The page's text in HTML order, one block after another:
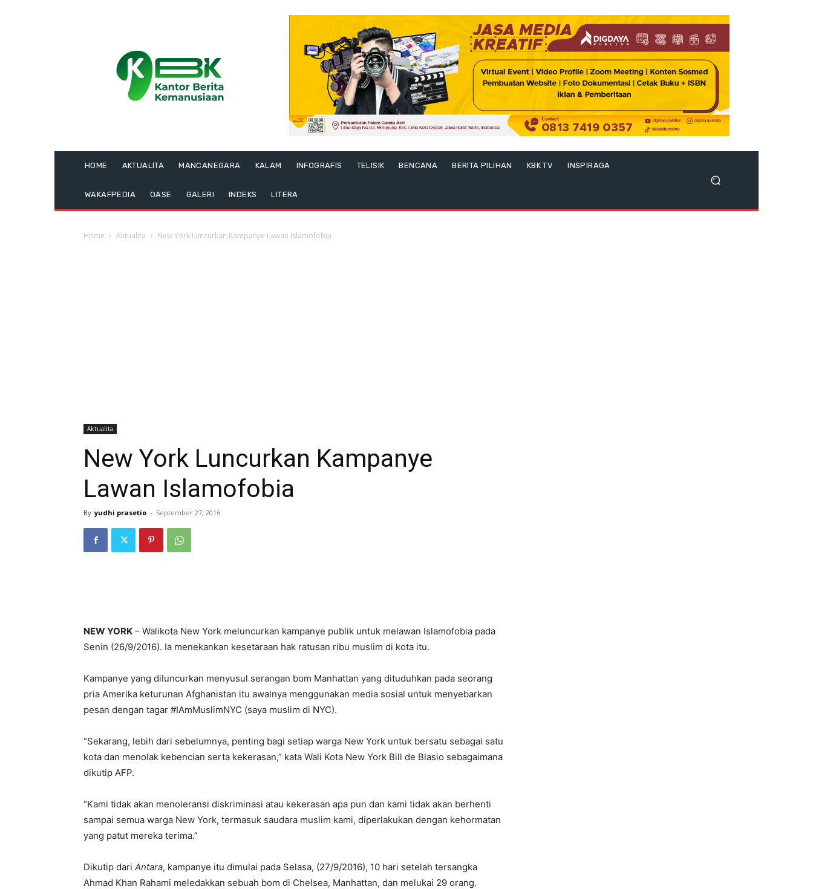
HOME AKTUALITA MANCANEGARA KALAM INFOGRAFIS TELISIK BENCANA BERITA PILIHAN KBK TV INSPIRAGA
WAKAFPEDIA OASE GALERI INDEKS LITERA
Home Aktualita New York Luncurkan Kampanye Lawan Islamofobia
Aktualita
New York Luncurkan Kampanye
Lawan Islamofobia
By yudhi prasetio - September 27, 2016
NEW YORK – Walikota New York meluncurkan kampanye publik untuk melawan Islamofobia pada
Senin (26/9/2016). Ia menekankan kesetaraan hak ratusan ribu muslim di kota itu.
Kampanye yang diluncurkan menyusul serangan bom Manhattan yang dituduhkan pada seorang
pria Amerika keturunan Afghanistan itu awalnya menggunakan media sosial untuk menyebarkan
pesan dengan tagar #IAmMuslimNYC (saya muslim di NYC).
“Sekarang, lebih dari sebelumnya, penting bagi setiap warga New York untuk bersatu sebagai satu
kota dan menolak kebencian serta kekerasan,” kata Wali Kota New York Bill de Blasio sebagaimana
dikutip AFP.
“Kami tidak akan menoleransi diskriminasi atau kekerasan apa pun dan kami tidak akan berhenti
sampai semua warga New York, termasuk saudara muslim kami, diperlakukan dengan kehormatan
yang patut mereka terima.”
Dikutip dari Antara, kampanye itu dimulai pada Selasa, (27/9/2016), 10 hari setelah tersangka
Ahmad Khan Rahami meledakkan sebuah bom di Chelsea, Manhattan, dan melukai 29 orang.